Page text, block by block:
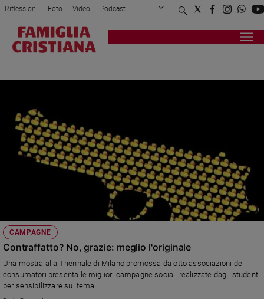
Attualità
Mondo
Economia
Legalità
giustizia
Papa
Papa
Chiesa
Chiesa
Riflessioni Foto Video Podcast
Privacy Policy Chi siamo
Registrati Redazione
CAMPAGNE
Contraffatto? No, grazie: meglio l'originale
Una mostra alla Triennale di Milano promossa da otto associazioni dei
consumatori presenta le migliori campagne sociali realizzate dagli studenti
per sensibilizzare sul tema.